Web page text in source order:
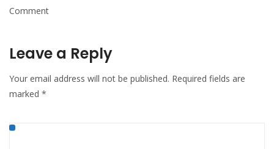
Comment
Leave a Reply
Your email address will not be published. Required fields are
marked *